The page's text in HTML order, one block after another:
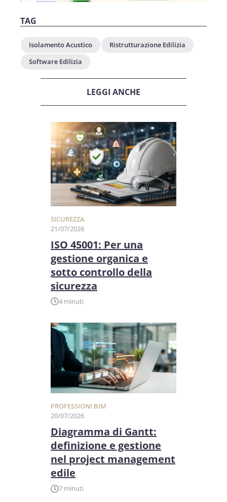
TAG
Isolamento Acustico
Ristrutturazione Edilizia
Software Edilizia
LEGGI ANCHE
SICUREZZA
21/07/2026
ISO 45001: Per una
gestione organica e
sotto controllo della
sicurezza
4 minuti
PROFESSIONI BIM
20/07/2026
Diagramma di Gantt:
definizione e gestione
nel project management
edile
7 minuti